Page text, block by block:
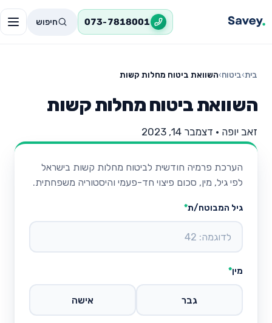
073-7818001 חיפוש
בית›ביטוח›השוואת ביטוח מחלות קשות
השוואת ביטוח מחלות קשות
זאב יופה • דצמבר 14, 2023
הערכת פרמיה חודשית לביטוח מחלות קשות בישראל
לפי גיל, מין, סכום פיצוי חד-פעמי והיסטוריה משפחתית.
גיל המבוטח/ת*
מין*
גבר אישה